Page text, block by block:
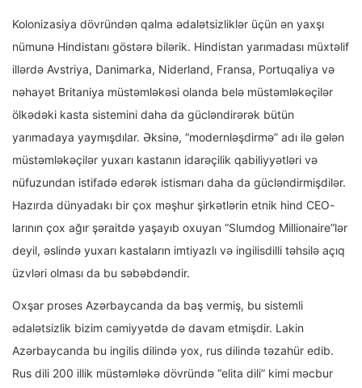
Kolonizasiya dövründən qalma ədalətsizliklər üçün ən yaxşı
nümunə Hindistanı göstərə bilərik. Hindistan yarımadası müxtəlif
illərdə Avstriya, Danimarka, Niderland, Fransa, Portuqaliya və
nəhayət Britaniya müstəmləkəsi olanda belə müstəmləkəçilər
ölkədəki kasta sistemini daha da gücləndirərək bütün
yarımadaya yaymışdılar. Əksinə, “modernləşdirmə” adı ilə gələn
müstəmləkəçilər yuxarı kastanın idarəçilik qabiliyyətləri və
nüfuzundan istifadə edərək istismarı daha da gücləndirmişdilər.
Hazırda dünyadakı bir çox məşhur şirkətlərin etnik hind CEO-
larının çox ağır şəraitdə yaşayıb oxuyan “Slumdog Millionaire”lər
deyil, əslində yuxarı kastaların imtiyazlı və ingilisdilli təhsilə açıq
üzvləri olması da bu səbəbdəndir.
Oxşar proses Azərbaycanda da baş vermiş, bu sistemli
ədalətsizlik bizim cəmiyyətdə də davam etmişdir. Lakin
Azərbaycanda bu ingilis dilində yox, rus dilində təzahür edib.
Rus dili 200 illik müstəmləkə dövründə “elita dili” kimi məcbur